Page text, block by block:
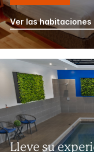
Ver las habitaciones
Lleve su